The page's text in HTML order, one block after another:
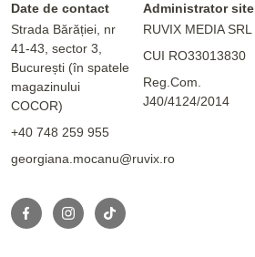
Date de contact
Strada Bărăției, nr
41-43, sector 3,
București (în spatele
magazinului
COCOR)
+40 748 259 955
georgiana.mocanu@ruvix.ro
Administrator site
RUVIX MEDIA SRL
CUI RO33013830
Reg.Com.
J40/4124/2014